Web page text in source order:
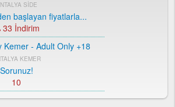
SİDE
başlayan fiyatlarla...
33 İndirim
Kemer - Adult Only +18
KEMER
Sorunuz!
10
BEACH HOTEL SPA